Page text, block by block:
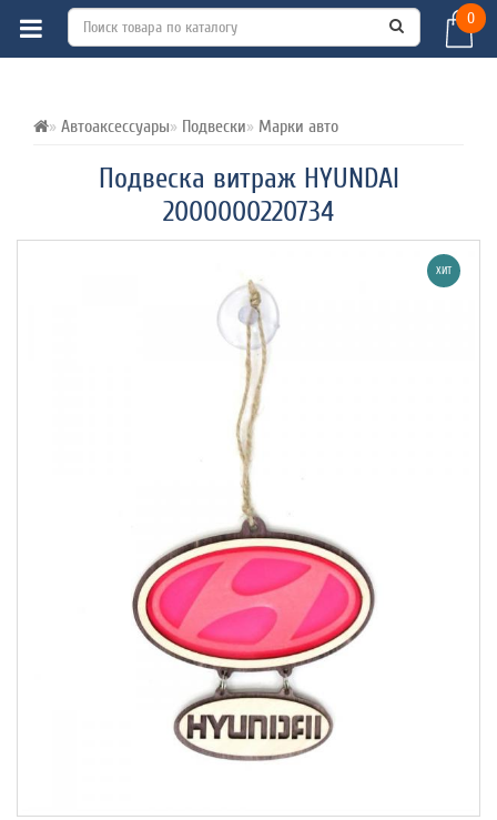
0
Автоаксессуары Подвески Марки авто
Подвеска витраж HYUNDAI
2000000220734
ВСЕ О ТОВАРЕ ХАРАКТЕРИСТИКИ
ХИТ